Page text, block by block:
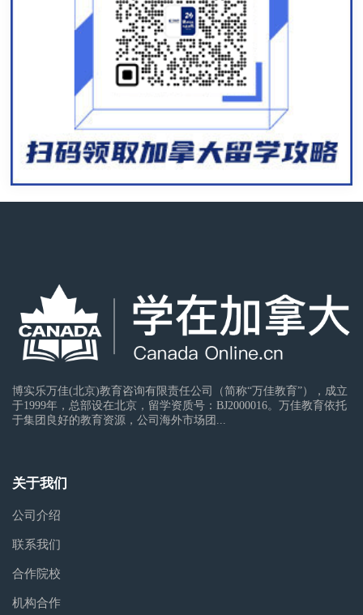
博实乐万佳(北京)教育咨询有限责任公司（简称“万佳教育”），成立
于1999年，总部设在北京，留学资质号：BJ2000016。万佳教育依托
于集团良好的教育资源，公司海外市场团...
关于我们
公司介绍
联系我们
合作院校
机构合作